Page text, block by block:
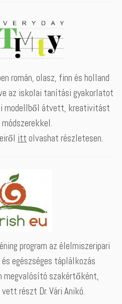
román, olasz, finn és holland
az iskolai tanítási gyakorlatot
modellből átvett, kreativitást
itt olvashat részletesen.
program az élelmiszeripari
egészséges táplálkozás
megvalósító szakértőként,
részt Dr. Vári Anikó.